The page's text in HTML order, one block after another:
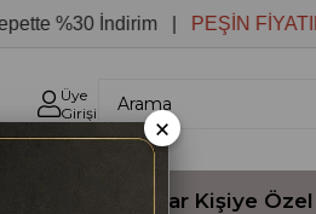
İndirim |PEŞİN FİYATINA 3
Üye
Girişi
Yağlı Boyalar Kişiye
×